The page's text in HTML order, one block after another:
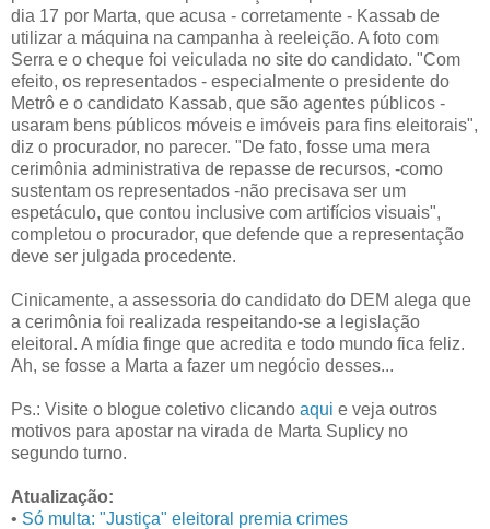
dia 17 por Marta, que acusa - corretamente - Kassab de
utilizar a máquina na campanha à reeleição. A foto com
Serra e o cheque foi veiculada no site do candidato. "Com
efeito, os representados - especialmente o presidente do
Metrô e o candidato Kassab, que são agentes públicos -
usaram bens públicos móveis e imóveis para fins eleitorais",
diz o procurador, no parecer. "De fato, fosse uma mera
cerimônia administrativa de repasse de recursos, -como
sustentam os representados -não precisava ser um
espetáculo, que contou inclusive com artifícios visuais",
completou o procurador, que defende que a representação
deve ser julgada procedente.
Cinicamente, a assessoria do candidato do DEM alega que
a cerimônia foi realizada respeitando-se a legislação
eleitoral. A mídia finge que acredita e todo mundo fica feliz.
Ah, se fosse a Marta a fazer um negócio desses...
Ps.: Visite o blogue coletivo clicando aqui e veja outros
motivos para apostar na virada de Marta Suplicy no
segundo turno.
Atualização:
• Só multa: "Justiça" eleitoral premia crimes